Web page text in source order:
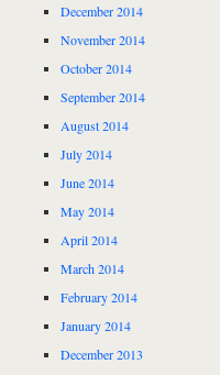
December 2014
November 2014
October 2014
September 2014
August 2014
July 2014
June 2014
May 2014
April 2014
March 2014
February 2014
January 2014
December 2013